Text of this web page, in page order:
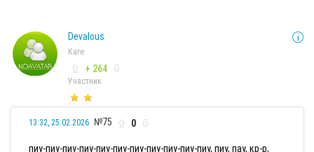
Devalous
Каге
+ 264
Участник
13:32, 25.02.2026 №75 0
пиу-пиу-пиу-пиу-пиу-пиу-пиу-пиу-пиу-пиу-пиу, пиу, пау, кр-р,